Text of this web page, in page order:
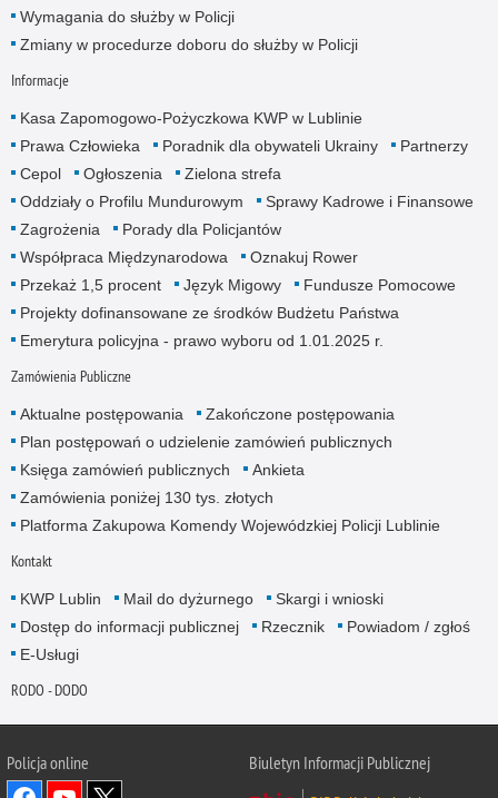
Wymagania do służby w Policji
Zmiany w procedurze doboru do służby w Policji
Informacje
Kasa Zapomogowo-Pożyczkowa KWP w Lublinie
Prawa Człowieka
Poradnik dla obywateli Ukrainy
Partnerzy
Cepol
Ogłoszenia
Zielona strefa
Oddziały o Profilu Mundurowym
Sprawy Kadrowe i Finansowe
Zagrożenia
Porady dla Policjantów
Współpraca Międzynarodowa
Oznakuj Rower
Przekaż 1,5 procent
Język Migowy
Fundusze Pomocowe
Projekty dofinansowane ze środków Budżetu Państwa
Emerytura policyjna - prawo wyboru od 1.01.2025 r.
Zamówienia Publiczne
Aktualne postępowania
Zakończone postępowania
Plan postępowań o udzielenie zamówień publicznych
Księga zamówień publicznych
Ankieta
Zamówienia poniżej 130 tys. złotych
Platforma Zakupowa Komendy Wojewódzkiej Policji Lublinie
Kontakt
KWP Lublin Mail do dyżurnego
Skargi i wnioski
Dostęp do informacji publicznej
Rzecznik
Powiadom / zgłoś
E-Usługi
RODO - DODO
Policja online
Biuletyn Informacji Publicznej